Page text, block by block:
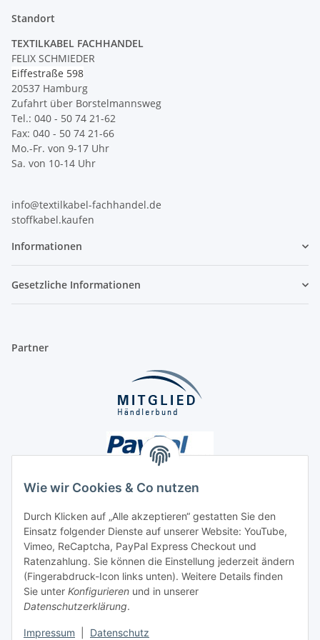
Wie wir Cookies & Co nutzen
Durch Klicken auf „Alle akzeptieren“ gestatten Sie den
Einsatz folgender Dienste auf unserer Website: YouTube,
Vimeo, ReCaptcha, PayPal Express Checkout und
Ratenzahlung. Sie können die Einstellung jederzeit ändern
(Fingerabdruck-Icon links unten). Weitere Details finden
Sie unter Konfigurieren und in unserer
Datenschutzerklärung.
Impressum Datenschutz
Standort
TEXTILKABEL FACHHANDEL
FELIX SCHMIEDER
Eiffestraße 598
20537 Hamburg
Zufahrt über Borstelmannsweg
Tel.: 040 - 50 74 21-62
Fax: 040 - 50 74 21-66
Mo.-Fr. von 9-17 Uhr
Sa. von 10-14 Uhr
info@textilkabel-fachhandel.de
stoffkabel.kaufen
Informationen
Gesetzliche Informationen
Partner
Unsere Seiten
Social Media
Vertrag widerrufen